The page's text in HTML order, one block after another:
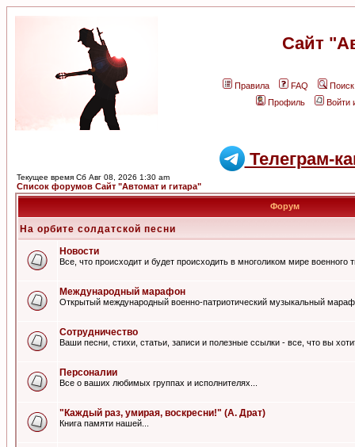
Сайт
Правила FAQ
Поиск
Профиль
Войти
Телеграм-
Текущее время Сб Авг 08, 2026 1:30 am
Список форумов Сайт "Автомат и гитара"
Форум
На орбите солдатской песни
Новости
Все, что происходит и будет происходить в многоликом мире военного
Международный марафон
Открытый международный военно-патриотический музыкальный
Сотрудничество
Ваши песни, стихи, статьи, записи и полезные ссылки - все, что вы
Персоналии
Все о ваших любимых группах и исполнителях...
"Каждый раз, умирая, воскресни!" (А. Драт)
Книга памяти нашей...